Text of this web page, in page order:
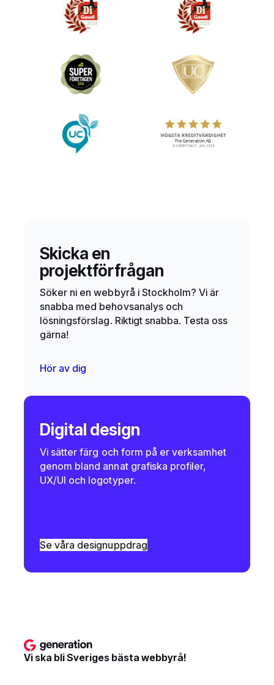
sajten användbar för alla möjliga besökare
och ger en förbättrad användarupplevelse.
Skicka en
projektförfrågan
Söker ni en webbyrå i Stockholm? Vi är
snabba med behovsanalys och
lösningsförslag. Riktigt snabba. Testa oss
gärna!
Hör av dig
Digital design
Vi sätter färg och form på er verksamhet
genom bland annat grafiska profiler,
UX/UI och logotyper.
Se våra designuppdrag
Vi ska bli Sveriges bästa webbyrå!